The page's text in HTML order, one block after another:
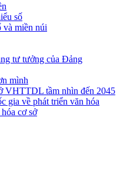
số
và miền núi
tư tưởng của Đảng
mình
VHTTDL tầm nhìn đến 2045
gia về phát triển văn hóa
cơ sở